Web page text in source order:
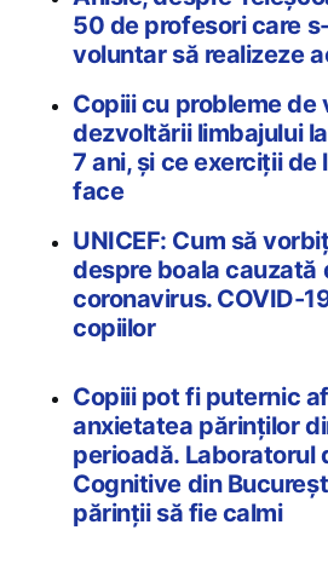
50 de profesori care
voluntar să realizeze
Copiii cu probleme de
dezvoltării limbajului
7 ani, și ce exerciții
face
UNICEF: Cum să
despre boala cauzată
coronavirus. COVID-
copiilor
Copiii pot fi puternic
anxietatea părinților
perioadă. Laboratorul
Cognitive din
părinții să fie calmi